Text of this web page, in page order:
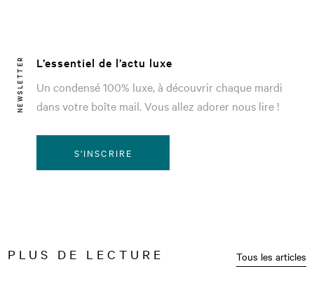
NEWSLETTER
L’essentiel de l’actu luxe
Un condensé 100% luxe, à découvrir chaque mardi
dans votre boîte mail. Vous allez adorer nous lire !
S'INSCRIRE
PLUS DE LECTURE Tous les articles